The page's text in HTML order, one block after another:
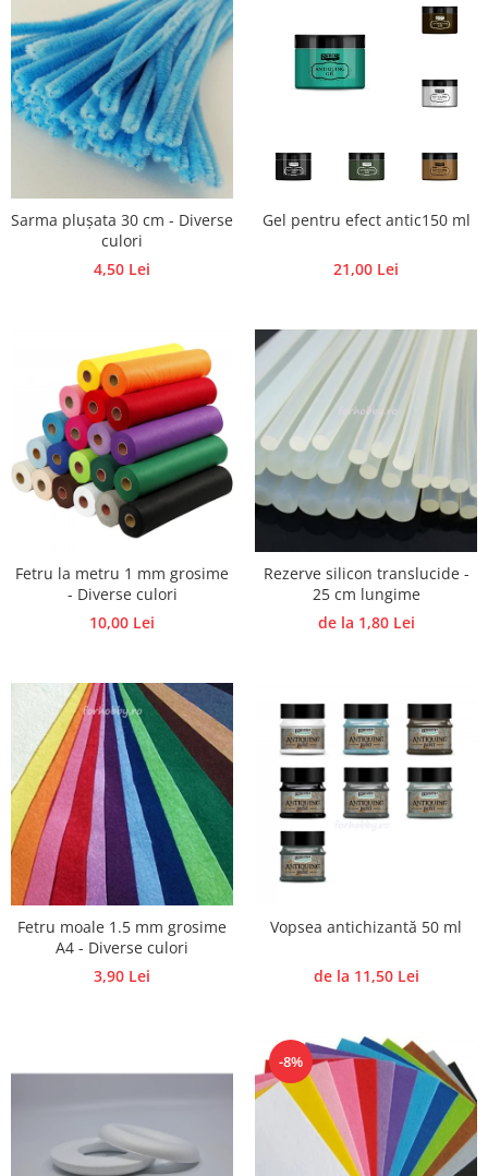
Traforaj, pirogravura
Ustensile
Polistiren
Ceramica
Accesorii floristica
Plante uscate
Materiale textile
Articole din bumbac
Design cofetarie
Forme pentru turnat ciocolata
Mozaic
Pictura pe fata si corp
Vopsea pentru fata si corp
Accesorii pictura pe fata
Sarma plușata 30 cm - Diverse
culori
4,50 Lei
Gel pentru efect antic150 ml
21,00 Lei
Fetru la metru 1 mm grosime
- Diverse culori
10,00 Lei
Rezerve silicon translucide -
25 cm lungime
de la 1,80 Lei
Fetru moale 1.5 mm grosime
A4 - Diverse culori
3,90 Lei
Vopsea antichizantă 50 ml
de la 11,50 Lei
-8%